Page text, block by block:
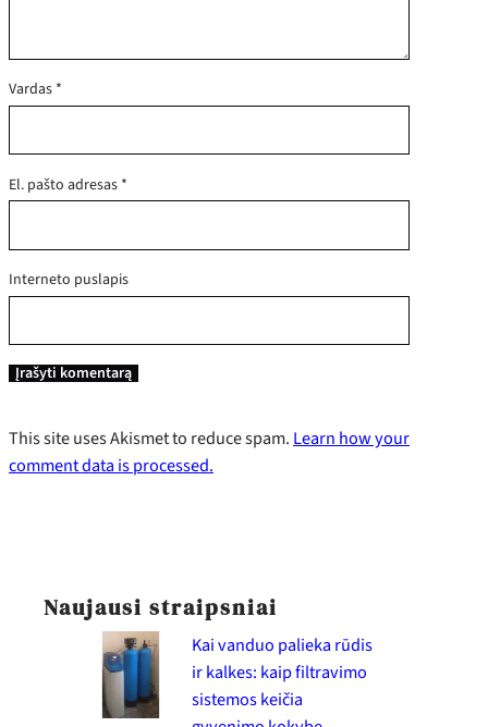
Vardas *
El. pašto adresas *
Interneto puslapis
This site uses Akismet to reduce spam. Learn how your
comment data is processed.
Naujausi straipsniai
Kai vanduo palieka rūdis
ir kalkes: kaip filtravimo
sistemos keičia